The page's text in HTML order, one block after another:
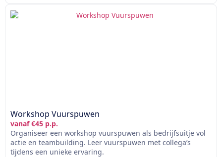
Workshop Vuurspuwen
vanaf €45 p.p.
Organiseer een workshop vuurspuwen als bedrijfsuitje vol
actie en teambuilding. Leer vuurspuwen met collega’s
tijdens een unieke ervaring.